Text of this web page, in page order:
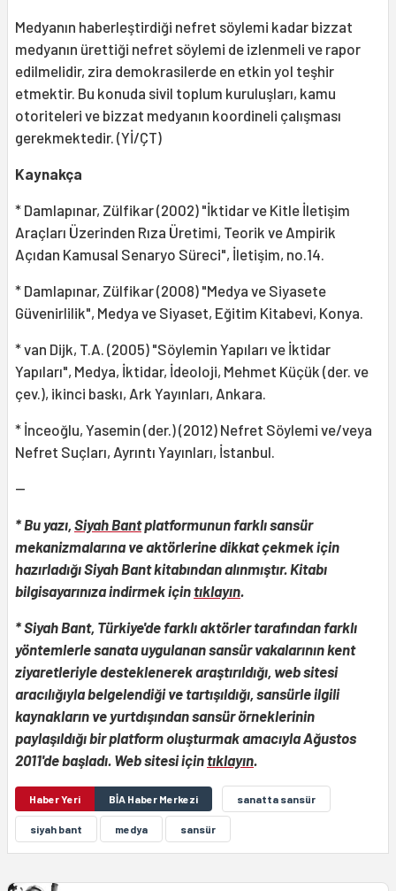
Medyanın haberleştirdiği nefret söyle­mi kadar bizzat
medyanın ürettiği nefret söylemi de izlenmeli ve rapor
edilmelidir, zira demokrasilerde en etkin yol teşhir
etmektir. Bu konuda sivil toplum kuruluş­ları, kamu
otoriteleri ve bizzat medyanın koordineli çalışması
gerekmektedir. (Yİ/ÇT)
Kaynakça
* Damlapınar, Zülfikar (2002) "İktidar ve Kitle İletişim
Araçları Üzerinden Rıza Üretimi, Teorik ve Ampirik
Açıdan Kamusal Senar­yo Süreci", İletişim, no.14.
* Damlapınar, Zülfikar (2008) "Medya ve Siyasete
Güvenirlilik", Medya ve Siyaset, Eğitim Kitabevi, Konya.
* van Dijk, T.A. (2005) "Söylemin Yapıları ve İktidar
Yapıları", Medya, İktidar, İdeoloji, Mehmet Küçük (der. ve
çev.), ikinci baskı, Ark Yayınları, Ankara.
* İnceoğlu, Yasemin (der.) (2012) Nefret Söyle­mi ve/veya
Nefret Suçları, Ayrıntı Yayınları, İstanbul.
--
* Bu yazı, Siyah Bantplatformunun farklı sansür
mekanizmalarına ve aktörlerine dikkat çekmek için
hazırladığı Siyah Bant kitabından alınmıştır. Kitabı
bilgisayarınıza indirmek için tıklayın.
* Siyah Bant, Türkiye'de farklı aktörler tarafından farklı
yöntemlerle sanata uygulanan sansür vakalarının kent
ziyaretleriyle desteklenerek araştırıldığı, web sitesi
aracılığıyla belgelendiği ve tartışıldığı, sansürle ilgili
kaynakların ve yurtdışından sansür örneklerinin
paylaşıldığı bir platform oluşturmak amacıyla Ağustos
2011'de başladı. Web sitesi için tıklayın.
Haber Yeri BİA Haber Merkezi sanatta sansür
siyah bant medya sansür